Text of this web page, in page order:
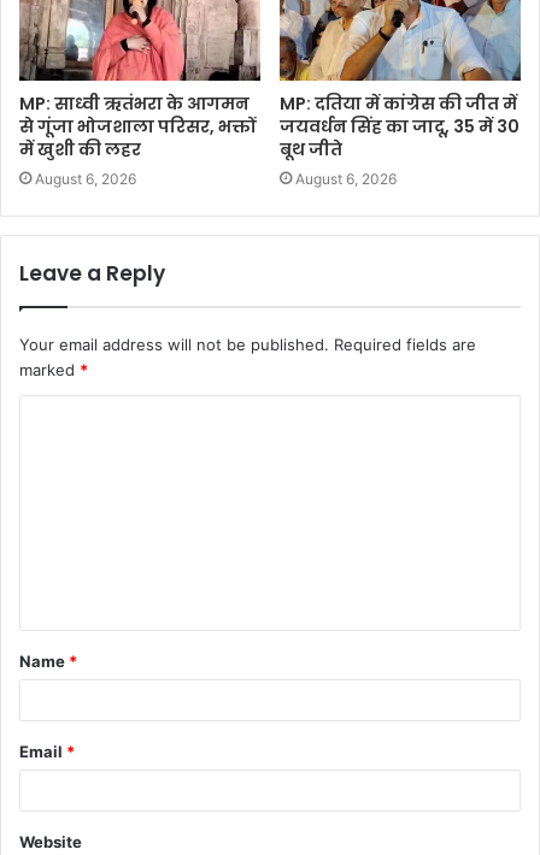
MP: साध्वी ऋतंभरा के आगमन
से गूंजा भोजशाला परिसर, भक्तों
में खुशी की लहर
August 6, 2026
MP: दतिया में कांग्रेस की जीत में
जयवर्धन सिंह का जादू, 35 में 30
बूथ जीते
August 6, 2026
Leave a Reply
Your email address will not be published. Required fields are
marked *
t
*
Name *
Email *
Website